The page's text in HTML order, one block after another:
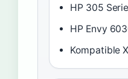
HP 305
HP Envy
Kompatible